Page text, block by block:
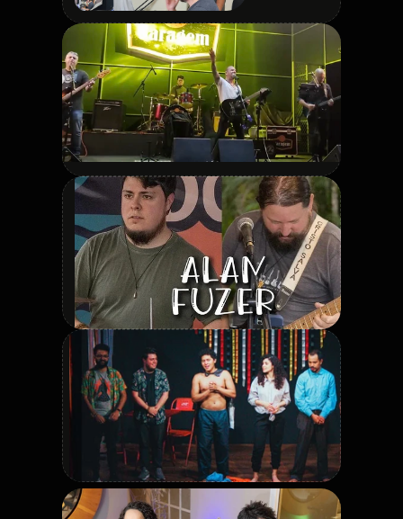
Pré Produção
"Chão Desce Alma Sobe"
Legenda da foto: pesquisa, curadoria
ou gravação.
Legenda da foto: direção musical ou
produção.